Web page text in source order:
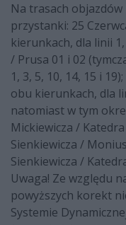
Na trasach objazdów
przystanki: 25
kierunkach, dla linii
/ Prusa 01 i 02
1, 3, 5, 10, 14, 15 i
obu kierunkach, dla
natomiast w tym
Mickiewicza /
Sienkiewicza /
Sienkiewicza /
Uwaga! Ze względu
powyższych korekt
Systemie